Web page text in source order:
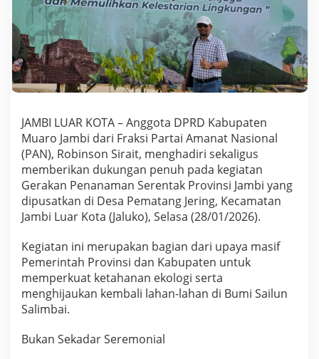
e
k
d
i
P
m
a
t
a
n
g
J
r
n
g
,
R
o
n
JAMBI LUAR KOTA – Anggota DPRD Kabupaten
Muaro Jambi dari Fraksi Partai Amanat Nasional
(PAN), Robinson Sirait, menghadiri sekaligus
memberikan dukungan penuh pada kegiatan
Gerakan Penanaman Serentak Provinsi Jambi yang
dipusatkan di Desa Pematang Jering, Kecamatan
Jambi Luar Kota (Jaluko), Selasa (28/01/2026).
Kegiatan ini merupakan bagian dari upaya masif
Pemerintah Provinsi dan Kabupaten untuk
memperkuat ketahanan ekologi serta
menghijaukan kembali lahan-lahan di Bumi Sailun
Salimbai.
Bukan Sekadar Seremonial